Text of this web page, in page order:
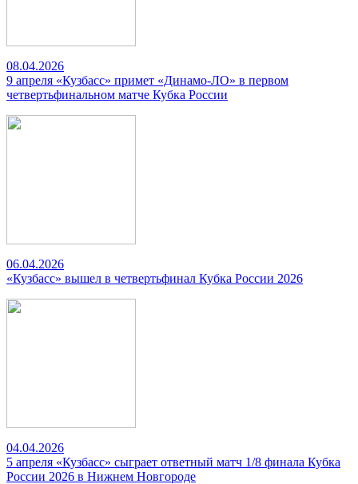
08.04.2026
9 апреля «Кузбасс» примет «Динамо-ЛО» в первом
четвертьфинальном матче Кубка России
06.04.2026
«Кузбасс» вышел в четвертьфинал Кубка России 2026
04.04.2026
5 апреля «Кузбасс» сыграет ответный матч 1/8 финала Кубка
России 2026 в Нижнем Новгороде